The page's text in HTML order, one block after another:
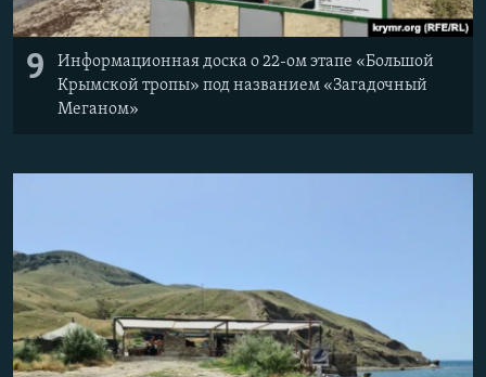
9
Информационная доска о 22-ом этапе «Большой
Крымской тропы» под названием «Загадочный
Меганом»